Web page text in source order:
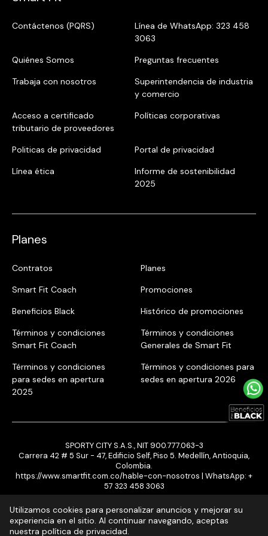
Contáctenos (PQRS)
Línea de WhatsApp: 323 458
3063
Quiénes Somos
Preguntas frecuentes
Trabaja con nosotros
Superintendencia de industria
y comercio
Acceso a certificado
tributario de proveedores
Políticas corporativas
Politicas de privacidad
Portal de privacidad
Línea ética
Informe de sostenibilidad
2025
Planes
Contratos
Planes
Smart Fit Coach
Promociones
Beneficios Black
Histórico de promociones
Términos y condiciones
Smart Fit Coach
Términos y condiciones
Generales de Smart Fit
Términos y condiciones
para sedes en apertura
2025
Términos y condiciones para
sedes en apertura 2026
SPORTY CITY S.A.S., NIT 900.777.063-3
Carrera 42 # 5 Sur - 47, Edificio Self, Piso 5. Medellín, Antioquia,
Colombia.
https://www.smartfit.com.co/hable-con-nosotros | WhatsApp: +
57 323 458 3063
Utilizamos cookies para personalizar anuncios y mejorar su
experiencia en el sitio. Al continuar navegando, aceptas
nuestra política de privacidad.